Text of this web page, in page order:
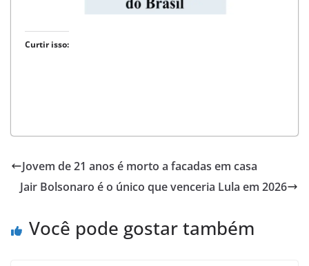
Curtir isso:
Jovem de 21 anos é morto a facadas em casa
Jair Bolsonaro é o único que venceria Lula em 2026
Você pode gostar também